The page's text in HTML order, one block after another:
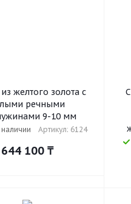
желтого золота с
речными
9-10 мм
наличии Артикул: 6124
644 100₸